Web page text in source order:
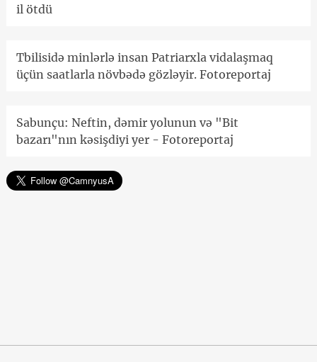
il ötdü
Tbilisidə minlərlə insan Patriarxla vidalaşmaq
üçün saatlarla növbədə gözləyir. Fotoreportaj
Sabunçu: Neftin, dəmir yolunun və "Bit
bazarı"nın kəsişdiyi yer - Fotoreportaj